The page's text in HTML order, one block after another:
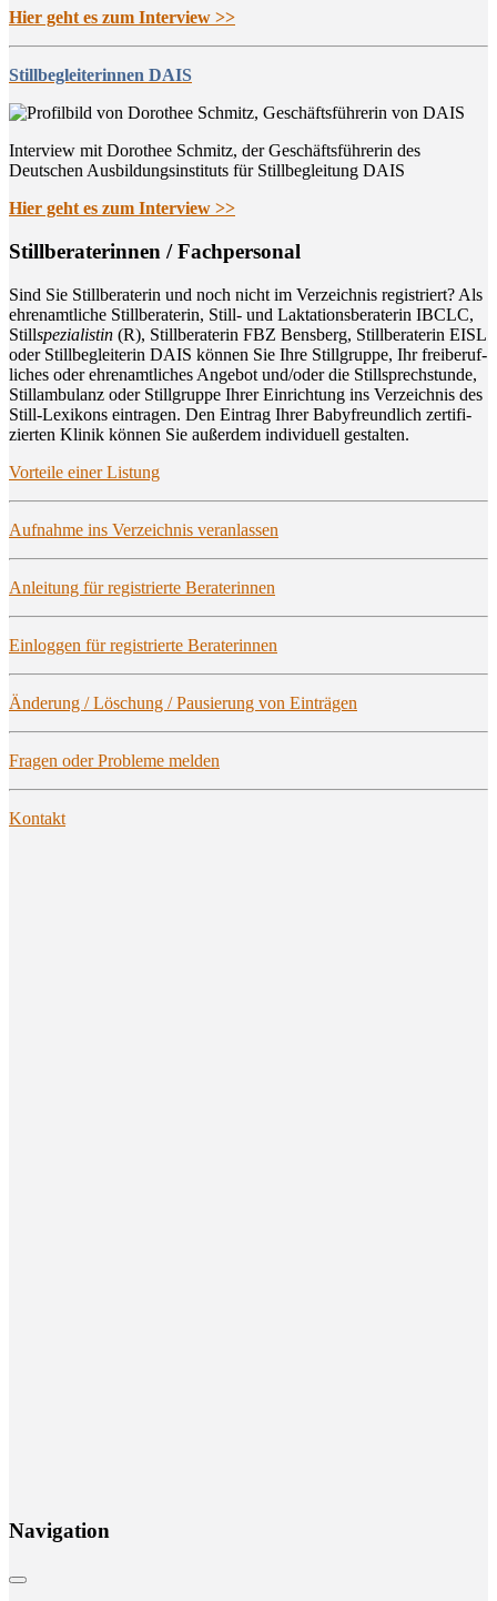
Hier geht es zum Interview >>
Stillbegleiterinnen DAIS
Interview mit Dorothee Schmitz, der Geschäftsführerin des
Deutschen Ausbildungsinstituts für Stillbegleitung DAIS
Hier geht es zum Interview >>
Still­be­ra­te­rin­nen / Fachpersonal
Sind Sie Still­be­ra­te­rin und noch nicht im Ver­zeich­nis regis­triert? Als
ehren­amt­li­che Still­be­ra­te­rin, Still- und Lak­ta­ti­ons­be­ra­te­rin IBCLC,
Stillspe­zia­lis­tin (R), Still­be­ra­te­rin FBZ Bens­berg, Still­be­ra­te­rin EISL
oder Still­be­glei­te­rin DAIS kön­nen Sie Ihre Still­grup­pe, Ihr frei­be­ruf­
li­ches oder ehren­amt­li­ches Ange­bot und/oder die Still­sprech­stun­de,
Still­am­bu­lanz oder Still­grup­pe Ihrer Ein­rich­tung ins Ver­zeich­nis des
Still-Lexi­kons ein­tra­gen. Den Ein­trag Ihrer Baby­freund­lich zer­ti­fi­
zier­ten Kli­nik kön­nen Sie außer­dem indi­vi­du­ell gestalten.
Vor­tei­le einer Listung
Auf­nah­me ins Ver­zeich­nis veranlassen
Anlei­tung für regis­trier­te Beraterinnen
Ein­log­gen für regis­trier­te Beraterinnen
Ände­rung / Löschung / Pau­sie­rung von Einträgen
Fra­gen oder Pro­ble­me melden
Kon­takt
Navi­ga­ti­on